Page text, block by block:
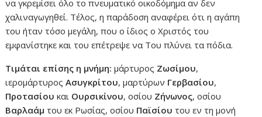
να γκρεμίσει όλο το πνευματικό οικοδόμημα αν δεν
χαλιναγωγηθεί. Τέλος, η παράδοση αναφέρει ότι η αγάπη
του ήταν τόσο μεγάλη, που ο ίδιος ο Χριστός του
εμφανίστηκε και του επέτρεψε να Του πλύνει τα πόδια.
Τιμάται επίσης η μνήμη:μάρτυρος Ζωσίμου,
ιερομάρτυροςΑσυγκρίτου, μαρτύρων Γερβασίου,
Προτασίου και Ουρσικίνου, οσίου Ζήνωνος, οσίου
Βαρλαάμ του εκ Ρωσίας, οσίου Παϊσίου του εν τη μονή